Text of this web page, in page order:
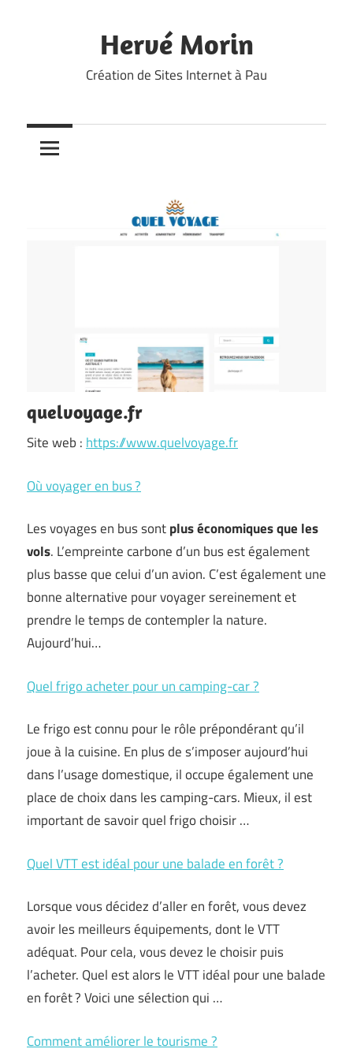
Hervé Morin
Création de Sites Internet à Pau
quelvoyage.fr
Site web : https://www.quelvoyage.fr
Où voyager en bus ?
Les voyages en bus sontplus économiques que les
vols. L’empreinte carbone d’un bus est également
plus basse que celui d’un avion. C’est également une
bonne alternative pour voyager sereinement et
prendre le temps de contempler la nature.
Aujourd’hui…
Quel frigo acheter pour un camping-car ?
Le frigo est connu pour le rôle prépondérant qu’il
joue à la cuisine. En plus de s’imposer aujourd’hui
dans l’usage domestique, il occupe également une
place de choix dans les camping-cars. Mieux, il est
important de savoir quel frigo choisir …
Quel VTT est idéal pour une balade en forêt ?
Lorsque vous décidez d’aller en forêt, vous devez
avoir les meilleurs équipements, dont le VTT
adéquat. Pour cela, vous devez le choisir puis
l’acheter. Quel est alors le VTT idéal pour une balade
en forêt ? Voici une sélection qui …
Comment améliorer le tourisme ?